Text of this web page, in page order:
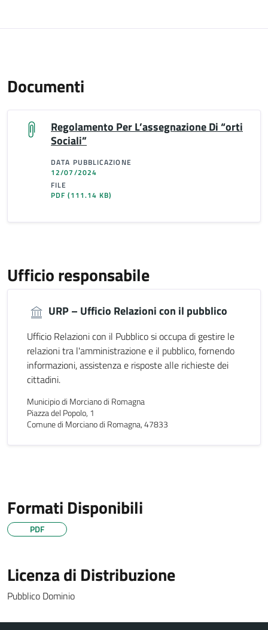
Documenti
Regolamento Per L’assegnazione Di “orti
Sociali”
DATA PUBBLICAZIONE
12/07/2024
FILE
PDF(111.14 KB)
Ufficio responsabile
URP – Ufficio Relazioni con il pubblico
Ufficio Relazioni con il Pubblico si occupa di gestire le
relazioni tra l'amministrazione e il pubblico, fornendo
informazioni, assistenza e risposte alle richieste dei
cittadini.
Municipio di Morciano di Romagna
Piazza del Popolo, 1
Comune di Morciano di Romagna, 47833
Formati Disponibili
PDF
Licenza di Distribuzione
Pubblico Dominio